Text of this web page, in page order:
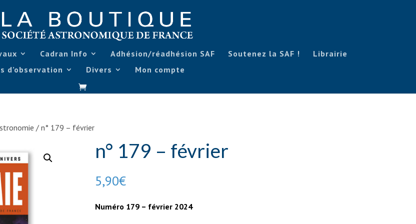
Cadran Info Adhésion/réadhésion SAF Soutenez la SAF !
Librairie
d’observation
Divers Mon compte
/ n° 179 – février
n° 179 – février
5,90€
Numéro 179 – février 2024